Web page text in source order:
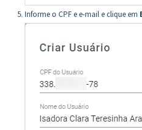
Informe o CPF e e-mail e clique em